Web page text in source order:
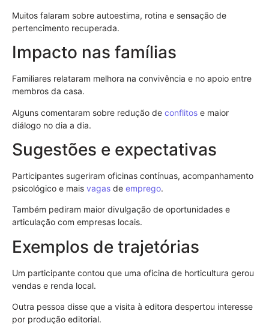
Muitos falaram sobre autoestima, rotina e sensação de
pertencimento recuperada.
Impacto nas famílias
Familiares relataram melhora na convivência e no apoio entre
membros da casa.
Alguns comentaram sobre redução de conflitos e maior
diálogo no dia a dia.
Sugestões e expectativas
Participantes sugeriram oficinas contínuas, acompanhamento
psicológico e mais vagas de emprego.
Também pediram maior divulgação de oportunidades e
articulação com empresas locais.
Exemplos de trajetórias
Um participante contou que uma oficina de horticultura gerou
vendas e renda local.
Outra pessoa disse que a visita à editora despertou interesse
por produção editorial.